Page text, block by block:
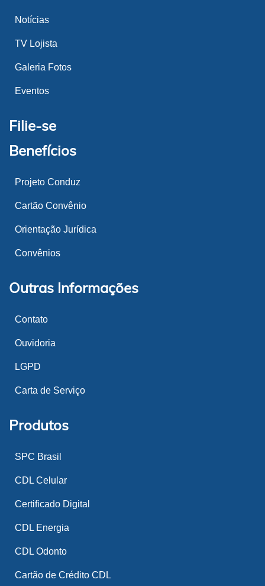
Notícias
TV Lojista
Galeria Fotos
Eventos
Filie-se
Benefícios
Projeto Conduz
Cartão Convênio
Orientação Jurídica
Convênios
Outras Informações
Contato
Ouvidoria
LGPD
Carta de Serviço
Produtos
SPC Brasil
CDL Celular
Certificado Digital
CDL Energia
CDL Odonto
Cartão de Crédito CDL